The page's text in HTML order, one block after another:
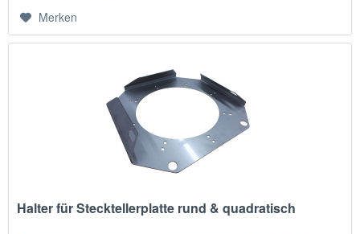
Merken
Halter für Stecktellerplatte rund & quadratisch